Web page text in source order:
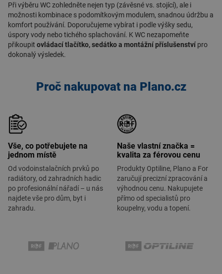
Při výběru WC zohledněte nejen typ (závěsné vs. stojící), ale i
možnosti kombinace s podomítkovým modulem, snadnou údržbu a
komfort používání. Doporučujeme vybírat i podle výšky sedu,
úspory vody nebo tichého splachování. K WC nezapomeňte
přikoupit ovládací tlačítko, sedátko a montážní příslušenství pro
dokonalý výsledek.
Proč nakupovat na Plano.cz
Vše, co potřebujete na
jednom místě
Od vodoinstalačních prvků po
radiátory, od zahradních hadic
po profesionální nářadí – u nás
najdete vše pro dům, byt i
zahradu.
Naše vlastní značka =
kvalita za férovou cenu
Produkty Optiline, Plano a For
zaručují precizní zpracování a
výhodnou cenu. Nakupujete
přímo od specialistů pro
koupelny, vodu a topení.